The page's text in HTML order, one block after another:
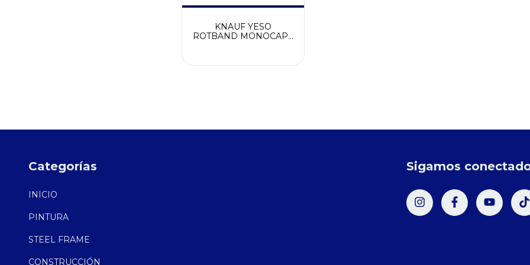
KNAUF YESO
ROTBAND MONOCAPA
Categorías
INICIO
PINTURA
STEEL FRAME
CONSTRUCCIÓN
Sigamos